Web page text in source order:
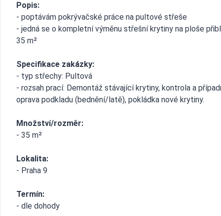
Popis:
- poptávám pokrývačské práce na pultové střeše
- jedná se o kompletní výměnu střešní krytiny na ploše
35 m²
Specifikace zakázky:
- typ střechy: Pultová
- rozsah prací: Demontáž stávající krytiny, kontrola a
oprava podkladu (bednění/latě), pokládka nové krytiny.
Množství/rozměr:
- 35 m²
Lokalita:
- Praha 9
Termín:
- dle dohody